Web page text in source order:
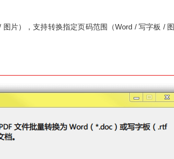
片），支持转换指定页码范围（Word / 写字板 /